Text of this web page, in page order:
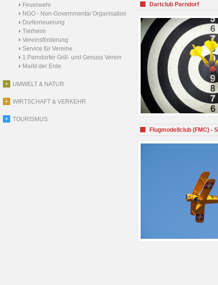
Feuerwehr
NGO - Non-Governmental Organisation
Dorferneuerung
Tierheim
Vereinsförderung
Service für Vereine
1.Parndorfer Grill- und Genuss Verein
Markt der Erde
UMWELT & NATUR
WIRTSCHAFT & VERKEHR
TOURISMUS
Dartclub Parndorf
Flugmodellclub (FMC) -